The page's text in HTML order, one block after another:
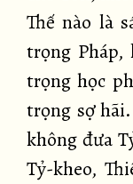
Thế nào là
trọng
trọng học
trọng sợ
không đưa
Tỷ-kheo,